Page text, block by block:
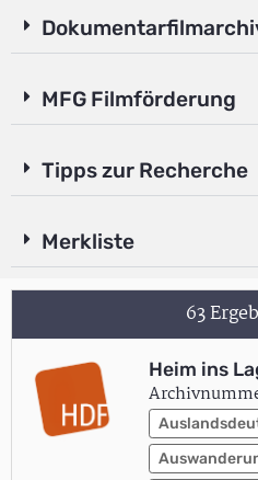
MFG Filmförderung
Tipps zur Recherche
Merkliste
63
Heim ins